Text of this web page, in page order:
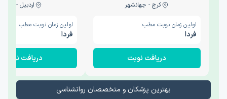
کرج - جهانشهر
اولین زمان نوبت مطب:
فردا
دریافت نوبت
اردبیل - والی
اولین زمان نوبت مطب:
فردا
دریافت نوبت
بهترین پزشکان و متخصصان روانشناسی